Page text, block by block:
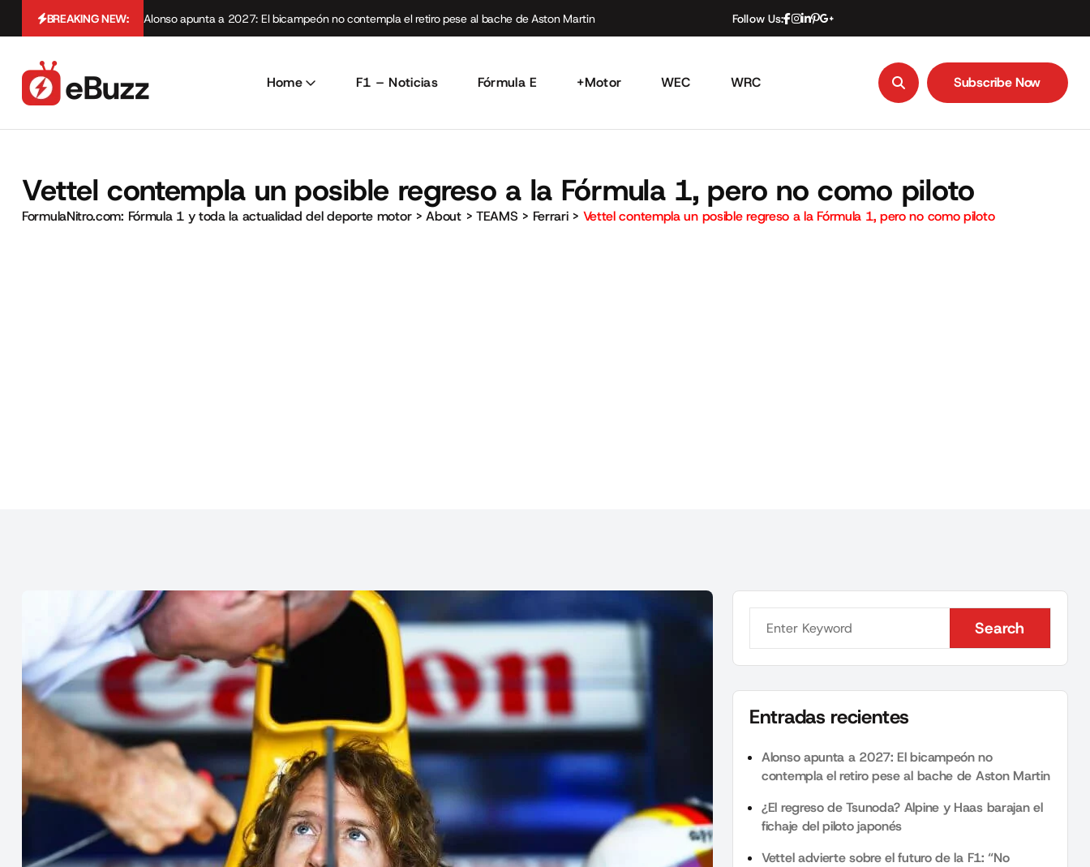
BREAKING NEW: Alonso apunta a 2027: El bicampeón no contempla el retiro pese al bache de Aston Martin Follow Us:
Home F1 – Noticias Fórmula E +Motor WEC WRC Subscribe Now
Vettel contempla un posible regreso a la Fórmula 1, pero no como piloto
FormulaNitro.com: Fórmula 1 y toda la actualidad del deporte motor>About> TEAMS > Ferrari> Vettel contempla un posible regreso a la Fórmula 1, pero no como piloto
Search
Search
Entradas recientes
Alonso apunta a 2027: El bicampeón no
contempla el retiro pese al bache de Aston Martin
¿El regreso de Tsunoda? Alpine y Haas barajan el
fichaje del piloto japonés
Vettel advierte sobre el futuro de la F1: “No